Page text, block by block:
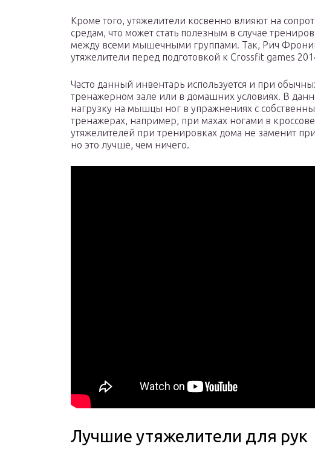
Кроме того, утяжелители косвенно влияют на
средам, что может стать полезным в случае
между всеми мышечными группами. Так, Рич
утяжелители перед подготовкой к Crossfit games
Часто данный инвентарь используется и при
тренажерном зале или в домашних условиях. В
нагрузку на мышцы ног в упражнениях с
тренажерах, например, при махах ногами в
утяжелителей при тренировках дома не заменит
но это лучше, чем ничего.
Лучшие утяжелители для рук